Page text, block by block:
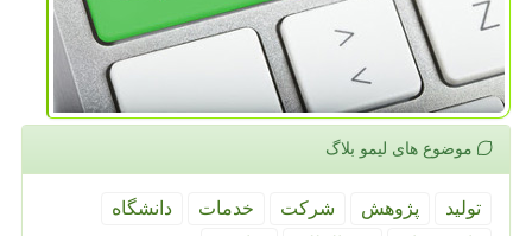
موضوع های لیمو بلاگ
تولید پژوهش شركت خدمات
دانشگاه